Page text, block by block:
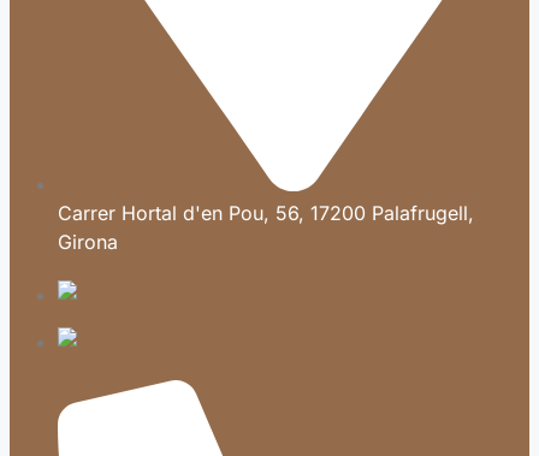
Carrer Hortal d'en Pou, 56, 17200 Palafrugell,
Girona